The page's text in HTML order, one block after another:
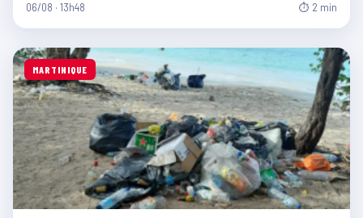
06/08 · 13h48 ⏱ 2 min
MARTINIQUE